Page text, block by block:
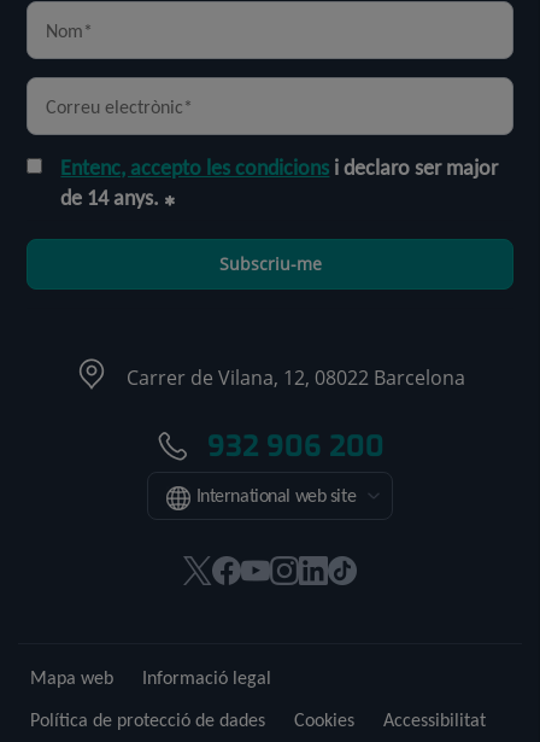
Entenc, accepto les condicions i declaro ser major
de 14 anys.
Subscriu-me
Carrer de Vilana, 12, 08022 Barcelona
932 906 200
International web site
Aquest
una
finestra
Aquest
una
finestra
Aquest
una
finestra
Aquest
finestra
Aquest
finestra
Enllaç
Mapa web
Informació legal
Política de protecció de dades
Cookies Accessibilitat